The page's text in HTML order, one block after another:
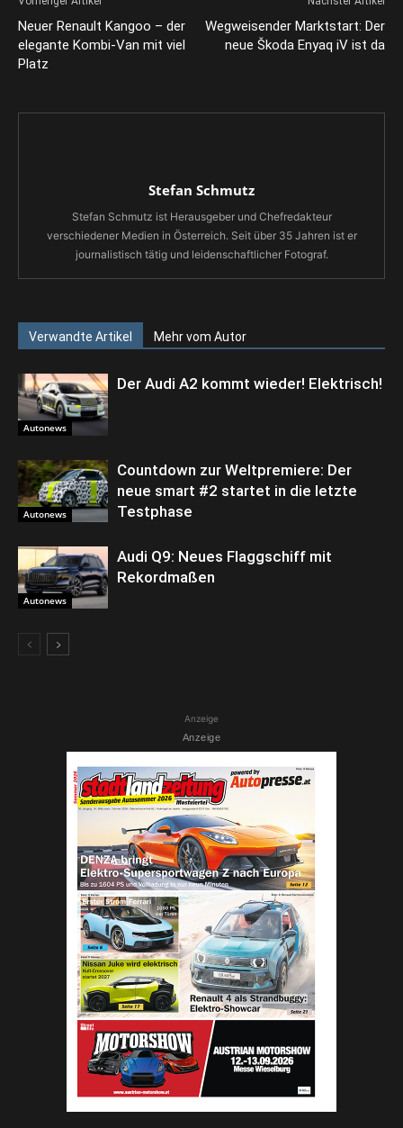
Neuer Renault Kangoo – der
elegante Kombi-Van mit viel
Platz
Wegweisender Marktstart: Der
neue Škoda Enyaq iV ist da
Stefan Schmutz
Stefan Schmutz ist Herausgeber und Chefredakteur
verschiedener Medien in Österreich. Seit über 35 Jahren ist er
journalistisch tätig und leidenschaftlicher Fotograf.
Verwandte Artikel Mehr vom Autor
Autonews
Der Audi A2 kommt wieder! Elektrisch!
Autonews
Countdown zur Weltpremiere: Der
neue smart #2 startet in die letzte
Testphase
Autonews
Audi Q9: Neues Flaggschiff mit
Rekordmaßen
Anzeige
Anzeige